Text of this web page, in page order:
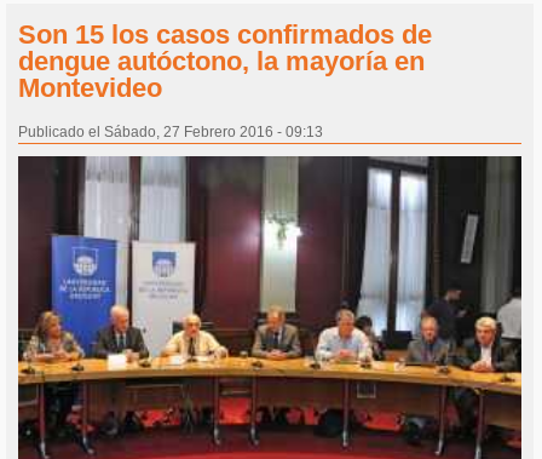
Son 15 los casos confirmados de
dengue autóctono, la mayoría en
Montevideo
Publicado el Sábado, 27 Febrero 2016 - 09:13